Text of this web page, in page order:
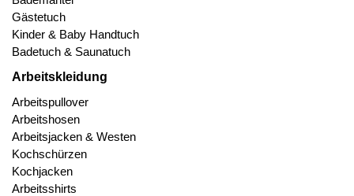
Gästetuch
Kinder & Baby Handtuch
Badetuch & Saunatuch
Arbeitskleidung
Arbeitspullover
Arbeitshosen
Arbeitsjacken & Westen
Kochschürzen
Kochjacken
Arbeitsshirts